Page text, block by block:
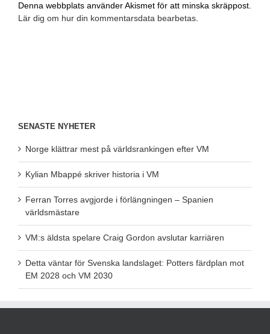
Denna webbplats använder Akismet för att minska skräppost.
Lär dig om hur din kommentarsdata bearbetas.
SENASTE NYHETER
Norge klättrar mest på världsrankingen efter VM
Kylian Mbappé skriver historia i VM
Ferran Torres avgjorde i förlängningen – Spanien
världsmästare
VM:s äldsta spelare Craig Gordon avslutar karriären
Detta väntar för Svenska landslaget: Potters färdplan mot
EM 2028 och VM 2030